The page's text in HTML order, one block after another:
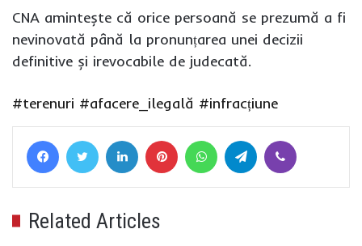
CNA amintește că orice persoană se prezumă a fi
nevinovată până la pronunțarea unei decizii
definitive și irevocabile de judecată.
#terenuri #afacere_ilegală #infracțiune
FacebookTwitter LinkedIn Pinterest WhatsAppTelegram
Related Articles